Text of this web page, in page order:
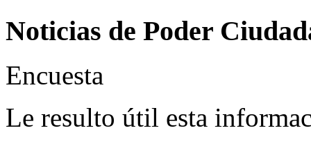
Noticias de Poder
Encuesta
Le resulto útil esta